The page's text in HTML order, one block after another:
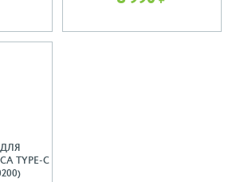
TYPE-C